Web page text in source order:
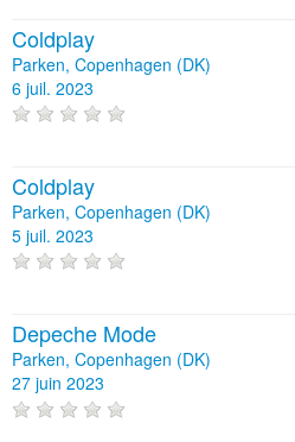
Coldplay
Parken, Copenhagen (DK)
6 juil. 2023
Coldplay
Parken, Copenhagen (DK)
5 juil. 2023
Depeche Mode
Parken, Copenhagen (DK)
27 juin 2023